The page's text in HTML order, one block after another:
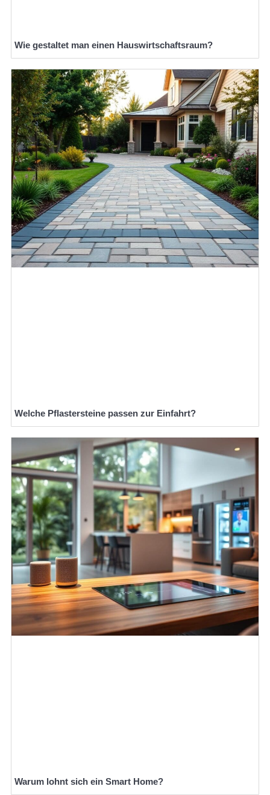
Wie gestaltet man einen Hauswirtschaftsraum?
Welche Pflastersteine passen zur Einfahrt?
Warum lohnt sich ein Smart Home?